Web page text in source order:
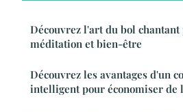
Découvrez l'art du bol
méditation et bien-être
Découvrez les avantages d'un
intelligent pour économiser de